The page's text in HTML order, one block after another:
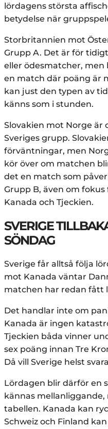
lördagens största
betydelse när
Storbritannien mot
Grupp A. Det är för
eller ödesmatcher, men
en match där poäng är
kan just den typen av
känns som i stunden.
Slovakien mot Norge är
Sveriges grupp.
förväntningar, men
kör över om matchen
det en match som
Grupp B, även om
Kanada och Tjeckien.
SVERIGE
SÖNDAG
Sverige får alltså följa
mot Kanada väntar
matchen har redan fått
Det handlar inte om
Kanada är ingen
Tjeckien båda vinner
sex poäng innan Tre
Då vill Sverige helst
Lördagen blir därför en
kännas
tabellen. Kanada kan
Schweiz och Finland